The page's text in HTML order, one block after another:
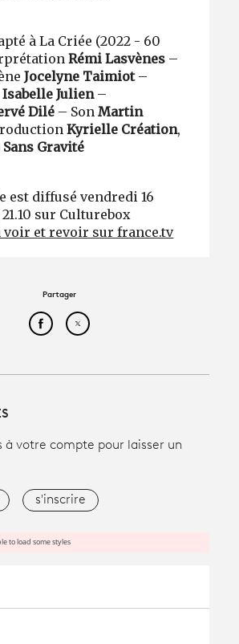
à La Criée (2022 - 60
Rémi Lasvènes –
Jocelyne Taimiot –
Isabelle Julien–
Dilé – SonMartin
Kyrielle Création,
Gravité
est diffusé vendredi 16
sur Culturebox
voir et revoir sur france.tv
Partager
Partager cet article sur
Partager cet article sur
à votre compte pour laisser un
s'inscrire